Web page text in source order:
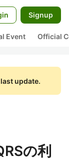
Signup
Event Official
update.
の利